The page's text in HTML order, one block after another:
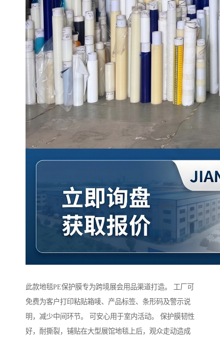
此款地毯PE保护膜专为跨境展会用品渠道打造。 工厂可
免费为客户打印粘贴箱唛、产品标签、条形码及警示说
明，减少中间环节。 可安心用于室内活动。 保护膜韧性
好，耐撕裂，铺贴在大型展馆地毯上后，观众走动造成